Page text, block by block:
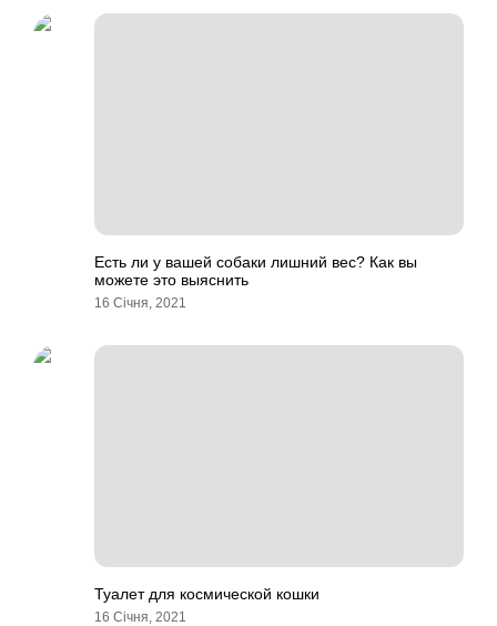
Есть ли у вашей собаки лишний вес? Как вы
можете это выяснить
16 Січня, 2021
Туалет для космической кошки
16 Січня, 2021